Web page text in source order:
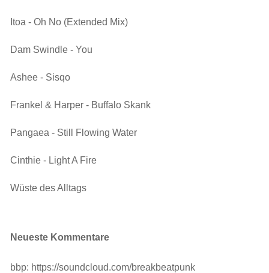
Itoa - Oh No (Extended Mix)
Dam Swindle - You
Ashee - Sisqo
Frankel & Harper - Buffalo Skank
Pangaea - Still Flowing Water
Cinthie - Light A Fire
Wüste des Alltags
Neueste Kommentare
bbp: https://soundcloud.com/breakbeatpunk